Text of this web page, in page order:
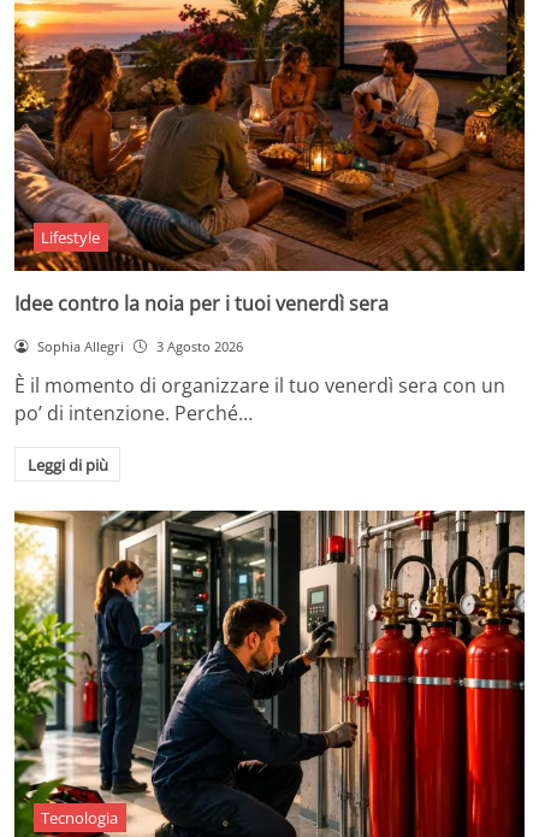
Lifestyle
Idee contro la noia per i tuoi venerdì sera
Sophia Allegri 3 Agosto 2026
È il momento di organizzare il tuo venerdì sera con un
po’ di intenzione. Perché…
Leggi di più
Tecnologia